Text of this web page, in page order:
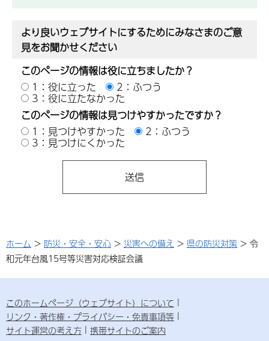
より良いウェブサイトにするためにみなさまのご意
見をお聞かせください
このページの情報は役に立ちましたか？
1：役に立った
2：ふつう
3：役に立たなかった
このページの情報は見つけやすかったですか？
1：見つけやすかった
2：ふつう
3：見つけにくかった
ホーム > 防災・安全・安心 > 災害への備え > 県の防災対策 > 令
和元年台風15号等災害対応検証会議
このホームページ（ウェブサイト）について
リンク・著作権・プライバシー・免責事項等
サイト運営の考え方
携帯サイトのご案内